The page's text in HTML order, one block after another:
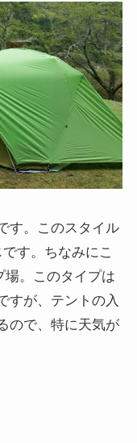
す。このスタイル
す。ちなみにこ
場。このタイプは
すが、テントの入
ので、特に天気が